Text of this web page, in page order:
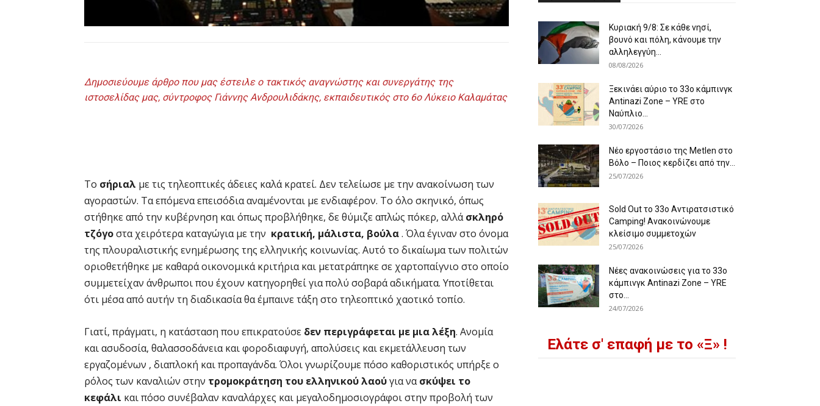
Δημοσιεύουμε άρθρο που μας έστειλε ο τακτικός αναγνώστης και συνεργάτης της
ιστοσελίδας μας, σύντροφος Γιάννης Ανδρουλιδάκης, εκπαιδευτικός στο 6ο Λύκειο Καλαμάτας
Το σήριαλ με τις τηλεοπτικές άδειες καλά κρατεί. Δεν τελείωσε με την ανακοίνωση των
αγοραστών. Τα επόμενα επεισόδια αναμένονται με ενδιαφέρον. Το όλο σκηνικό, όπως
στήθηκε από την κυβέρνηση και όπως προβλήθηκε, δε θύμιζε απλώς πόκερ, αλλάσκληρό
τζόγοστα χειρότερα καταγώγια με την κρατική, μάλιστα, βούλα. Όλα έγιναν στο όνομα
της πλουραλιστικής ενημέρωσης της ελληνικής κοινωνίας. Αυτό το δικαίωμα των πολιτών
οριοθετήθηκε με καθαρά οικονομικά κριτήρια και μετατράπηκε σε χαρτοπαίγνιο στο οποίο
συμμετείχαν άνθρωποι που έχουν κατηγορηθεί για πολύ σοβαρά αδικήματα. Υποτίθεται
ότι μέσα από αυτήν τη διαδικασία θα έμπαινε τάξη στο τηλεοπτικό χαοτικό τοπίο.
Γιατί, πράγματι, η κατάσταση που επικρατούσε δεν περιγράφεται με μια λέξη. Ανομία
και ασυδοσία, θαλασσοδάνεια και φοροδιαφυγή, απολύσεις και εκμετάλλευση των
εργαζομένων , διαπλοκή και προπαγάνδα. Όλοι γνωρίζουμε πόσο καθοριστικός υπήρξε ο
ρόλος των καναλιών στην τρομοκράτηση του ελληνικού λαούγια νασκύψει το
κεφάλι και πόσο συνέβαλαν καναλάρχες και μεγαλοδημοσιογράφοι στην προβολή των
Κυριακή 9/8: Σε κάθε νησί,
βουνό και πόλη, κάνουμε την
αλληλεγγύη...
08/08/2026
Ξεκινάει αύριο το 33ο κάμπινγκ
Antinazi Zone – YRE στο
Ναύπλιο...
30/07/2026
Νέο εργοστάσιο της Metlen στο
Βόλο – Ποιος κερδίζει από την...
25/07/2026
Sold Out το 33ο Αντιρατσιστικό
Camping! Ανακοινώνουμε
κλείσιμο συμμετοχών
25/07/2026
Νέες ανακοινώσεις για το 33ο
κάμπινγκ Antinazi Zone – YRE
στο...
24/07/2026
Ελάτε σ' επαφή με το «Ξ» !